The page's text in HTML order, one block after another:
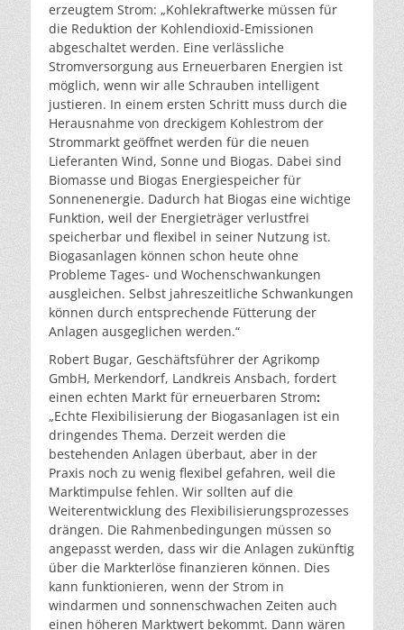
erzeugtem Strom: „Kohlekraftwerke müssen für
die Reduktion der Kohlendioxid-Emissionen
abgeschaltet werden. Eine verlässliche
Stromversorgung aus Erneuerbaren Energien ist
möglich, wenn wir alle Schrauben intelligent
justieren. In einem ersten Schritt muss durch die
Herausnahme von dreckigem Kohlestrom der
Strommarkt geöffnet werden für die neuen
Lieferanten Wind, Sonne und Biogas. Dabei sind
Biomasse und Biogas Energiespeicher für
Sonnenenergie. Dadurch hat Biogas eine wichtige
Funktion, weil der Energieträger verlustfrei
speicherbar und flexibel in seiner Nutzung ist.
Biogasanlagen können schon heute ohne
Probleme Tages- und Wochenschwankungen
ausgleichen. Selbst jahreszeitliche Schwankungen
können durch entsprechende Fütterung der
Anlagen ausgeglichen werden.“
Robert Bugar, Geschäftsführer der Agrikomp
GmbH, Merkendorf, Landkreis Ansbach, fordert
einen echten Markt für erneuerbaren Strom:
„Echte Flexibilisierung der Biogasanlagen ist ein
dringendes Thema. Derzeit werden die
bestehenden Anlagen überbaut, aber in der
Praxis noch zu wenig flexibel gefahren, weil die
Marktimpulse fehlen. Wir sollten auf die
Weiterentwicklung des Flexibilisierungsprozesses
drängen. Die Rahmenbedingungen müssen so
angepasst werden, dass wir die Anlagen zukünftig
über die Markterlöse finanzieren können. Dies
kann funktionieren, wenn der Strom in
windarmen und sonnenschwachen Zeiten auch
einen höheren Marktwert bekommt. Dann wären